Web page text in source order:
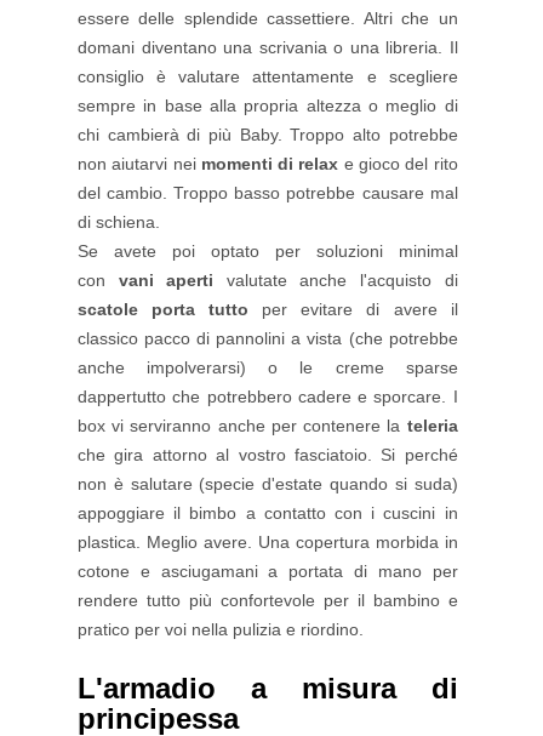
essere delle splendide cassettiere. Altri che un
domani diventano una scrivania o una libreria. Il
consiglio è valutare attentamente e scegliere
sempre in base alla propria altezza o meglio di
chi cambierà di più Baby. Troppo alto potrebbe
non aiutarvi nei momenti di relax e gioco del rito
del cambio. Troppo basso potrebbe causare mal
di schiena.
Se avete poi optato per soluzioni minimal
con vani aperti valutate anche l'acquisto di
scatole porta tutto per evitare di avere il
classico pacco di pannolini a vista (che potrebbe
anche impolverarsi) o le creme sparse
dappertutto che potrebbero cadere e sporcare. I
box vi serviranno anche per contenere la teleria
che gira attorno al vostro fasciatoio. Si perché
non è salutare (specie d'estate quando si suda)
appoggiare il bimbo a contatto con i cuscini in
plastica. Meglio avere. Una copertura morbida in
cotone e asciugamani a portata di mano per
rendere tutto più confortevole per il bambino e
pratico per voi nella pulizia e riordino.
L'armadio a misura di
principessa